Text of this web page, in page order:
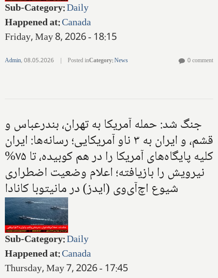
Sub-Category:Daily
Happened at:Canada
Friday, May 8, 2026 - 18:15
Admin,08.05.2026 | Posted inCategory:News 0 comment
جنگ شد: حمله آمریکا به تهران، بندرعباس و
قشم، و ایران به ۳ ناو آمریکایی؛ رسانه‌ها: ایران
کلیه پایگاه‌های آمریکا را در هم کوبیده، تا ۷۵%
نیرویش را بازیافته؛ اعلام وضعیت اضطراری
شیوع اچ‌آی‌وی (ایدز) در مانیتوبا کانادا
Sub-Category:Daily
Happened at:Canada
Thursday, May 7, 2026 - 17:45